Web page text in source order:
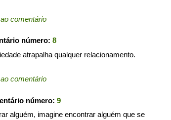
comentário
número: 8
atrapalha qualquer relacionamento.
comentário
número: 9
alguém, imagine encontrar alguém que se